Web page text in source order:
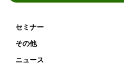
セミナー
その他
ニュース